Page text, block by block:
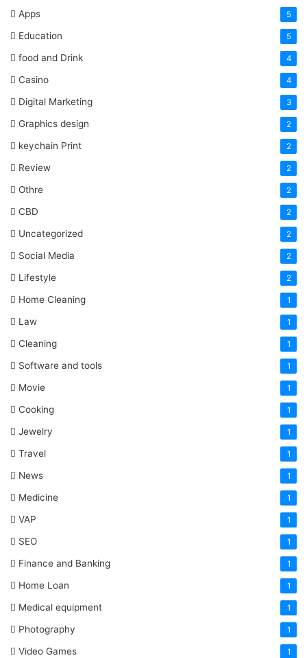
Apps 5
Education 5
food and Drink 4
Casino 4
Digital Marketing 3
Graphics design 2
keychain Print 2
Review 2
Othre 2
CBD 2
Uncategorized 2
Social Media 2
Lifestyle 2
Home Cleaning 1
Law 1
Cleaning 1
Software and tools 1
Movie 1
Cooking 1
Jewelry 1
Travel 1
News 1
Medicine 1
VAP 1
SEO 1
Finance and Banking 1
Home Loan 1
Medical equipment 1
Photography 1
Video Games 1